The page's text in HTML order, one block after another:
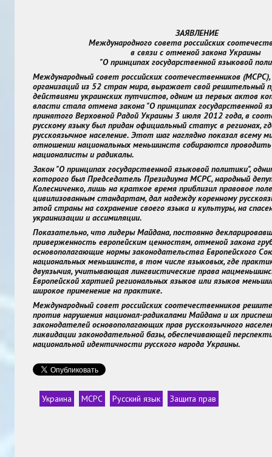
ЗАЯВЛЕНИЕ
Международного совета российских
в связи с отменой закона Украины
"О принципах государственной языковой
Международный совет российских соотечественников
организаций из 52 стран мира, выражает свой решительный
действиями украинских путчистов, одним из первых актов
власти стала отмена закона "О принципах государственной
принятого Верховной Радой Украины 3 июля 2012 года, в
русскому языку был придан официальный статус в регионах,
русскоязычное население. Этот шаг наглядно показал всему
отношении национальных меньшинств собираются проводить
националисты и радикалы.
Закон "О принципах государственной языковой политики",
которого был Председатель Президиума МСРС, народный
Колесниченко, лишь на краткое время приблизил правовое
цивилизованным стандартам, дал надежду коренному
этой страны на сохранение своего языка и культуры, на
украинизации и ассимиляции.
Показательно, что лидеры Майдана, постоянно
приверженность европейским ценностям, отменой закона
основополагающие нормы законодательства Европейского
национальных меньшинств, в том числе языковых, где
двуязычия, учитывающая лингвистические права
Европейской хартией региональных языков или языков
широкое применение на практике.
Международный совет российских соотечественников
против нарушения национал-радикалами Майдана и их
законодателей основополагающих прав русскоязычного
ликвидации законодательной базы, обеспечивающей
национальной идентичности русского народа Украины.
Украина МСРС Русский язык Защита прав